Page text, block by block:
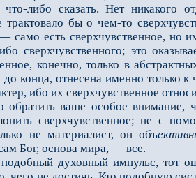
либо сказать. Нет никакого
бы о чем-то
само есть сверхчувственное, но
сверхчувственного; это
конечно, только в
конца, отнесена именно только
ибо их сверхчувственное
ваше особое внимание,
сверхчувственное; не с
не материалист, он объ
Бог, основа мира, — все.
духовный импульс, тот